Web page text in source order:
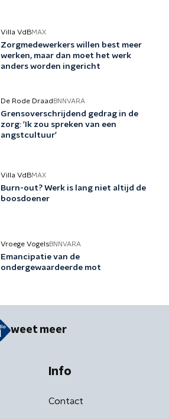
Villa VdBMAX
Zorgmedewerkers willen best meer
werken, maar dan moet het werk
anders worden ingericht
De Rode Draad BNNVARA
Grensoverschrijdend gedrag in de
zorg: 'Ik zou spreken van een
angstcultuur'
Villa VdBMAX
Burn-out? Werk is lang niet altijd de
boosdoener
Vroege VogelsBNNVARA
Emancipatie van de
ondergewaardeerde mot
weet meer
Info
Contact